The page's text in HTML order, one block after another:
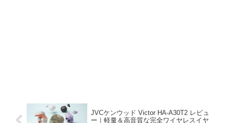
JVCケンウッド Victor HA-A30T2 レビュ
ー｜軽量＆高音質な完全ワイヤレスイヤ